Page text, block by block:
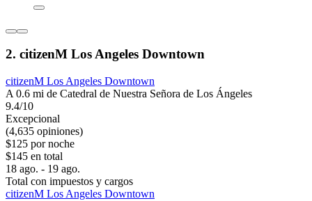
2. citizenM Los Angeles Downtown
citizenM Los Angeles Downtown
A 0.6 mi de Catedral de Nuestra Señora de Los Ángeles
9.4/10
Excepcional
(4,635 opiniones)
$125 por noche
$145 en total
18 ago. - 19 ago.
Total con impuestos y cargos
citizenM Los Angeles Downtown